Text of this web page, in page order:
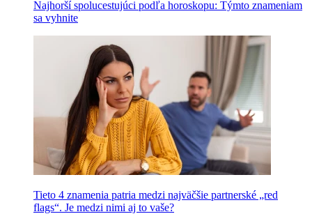
Najhorší spolucestujúci podľa horoskopu: Týmto znameniam
sa vyhnite
Tieto 4 znamenia patria medzi najväčšie partnerské „red
flags“. Je medzi nimi aj to vaše?